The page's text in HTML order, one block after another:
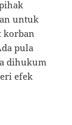
untuk
korban
pula
dihukum
efek